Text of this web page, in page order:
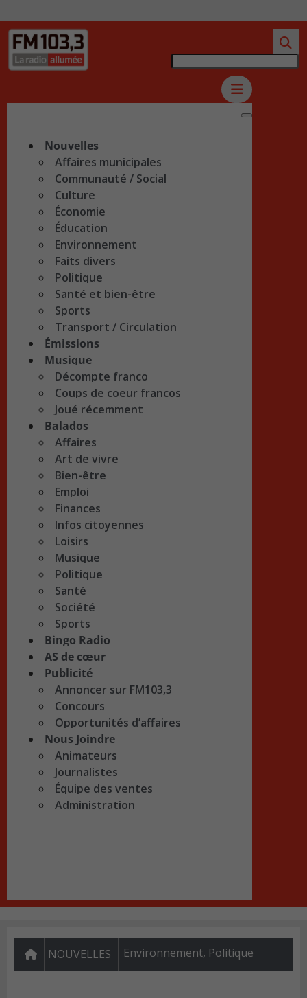
Nouvelles
Affaires municipales
Communauté / Social
Culture
Économie
Éducation
Environnement
Faits divers
Politique
Santé et bien-être
Sports
Transport / Circulation
Émissions
Musique
Décompte franco
Coups de coeur francos
Joué récemment
Balados
Affaires
Art de vivre
Bien-être
Emploi
Finances
Infos citoyennes
Loisirs
Musique
Politique
Santé
Société
Sports
Bingo Radio
AS de cœur
Publicité
Annoncer sur FM103,3
Concours
Opportunités d’affaires
Nous Joindre
Animateurs
Journalistes
Équipe des ventes
Administration
NOUVELLES Environnement, Politique